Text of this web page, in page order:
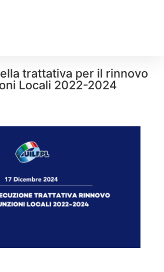
trattativa per il rinnovo
Locali 2022-2024